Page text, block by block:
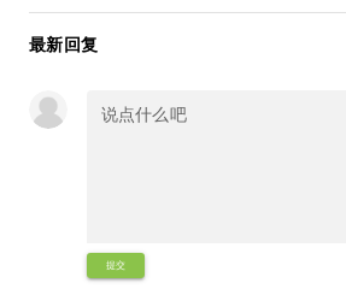
最新回复
提交